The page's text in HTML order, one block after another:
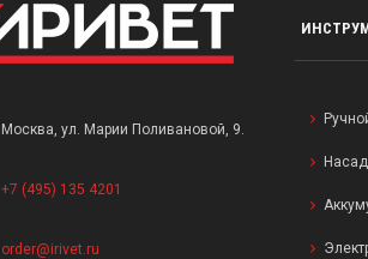
Москва, ул. Марии Поливановой, 9.
+7 (495) 135 4201
order@irivet.ru